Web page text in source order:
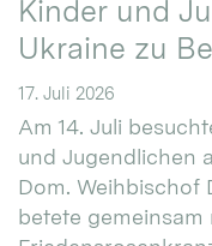
Kinder und
Ukraine zu
17. Juli 2026
Am 14. Juli
und Jugendlichen
Dom. Weihbischof
betete gemeinsam